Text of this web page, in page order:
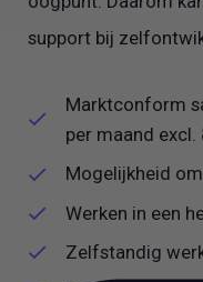
support bij
Marktconform
per maand excl.
Mogelijkheid
Werken in een
Zelfstandig